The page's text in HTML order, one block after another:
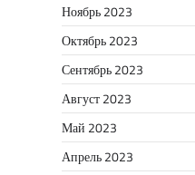
Ноябрь 2023
Октябрь 2023
Сентябрь 2023
Август 2023
Май 2023
Апрель 2023